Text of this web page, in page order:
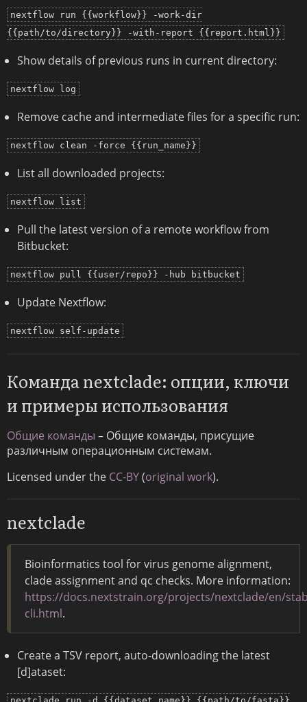
nextflow run {{workflow}} -work-dir
{{path/to/directory}} -with-report {{report.html}}
Show details of previous runs in current directory:
nextflow log
Remove cache and intermediate files for a specific run:
nextflow clean -force {{run_name}}
List all downloaded projects:
nextflow list
Pull the latest version of a remote workflow from
Bitbucket:
nextflow pull {{user/repo}} -hub bitbucket
Update Nextflow:
nextflow self-update
Команда nextclade: опции, ключи
и примеры использования
Общие команды – Общие команды, присущие
различным операционным системам.
Licensed under the CC-BY(original work).
nextclade
Bioinformatics tool for virus genome alignment,
clade assignment and qc checks. More information:
https://docs.nextstrain.org/projects/nextclade/en/
cli.html.
Create a TSV report, auto-downloading the latest
[d]ataset: